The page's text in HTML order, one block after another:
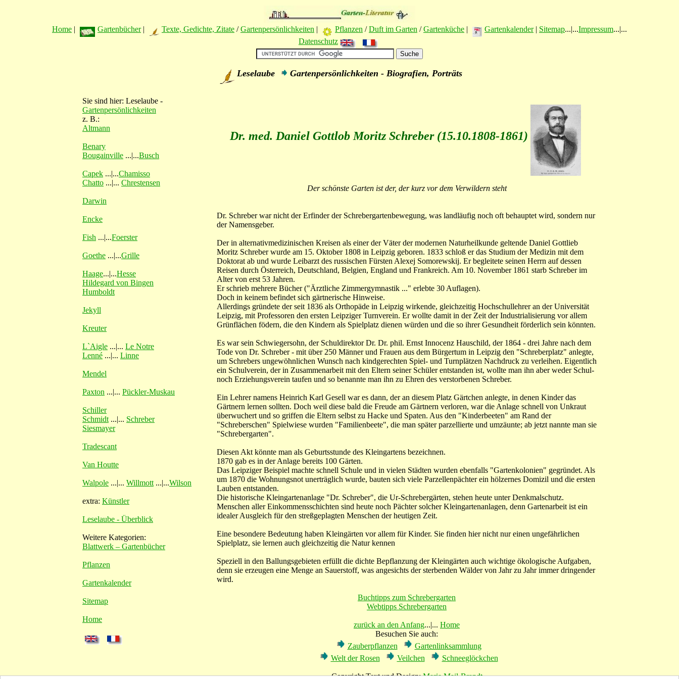
Home | Gartenbücher| Texte, Gedichte, Zitate /Gartenpersönlichkeiten | Pflanzen /Duft im Garten /Gartenküche | Gartenkalender| Sitemap...|...Impressum...|...
Datenschutz
Leselaube Gartenpersönlichkeiten - Biografien, Porträts
Sie sind hier: Leselaube -
Gartenpersönlichkeiten
z. B.:
Altmann
Benary
Bougainville ...|...Busch
Capek ...|...Chamisso
Chatto ...|... Chrestensen
Darwin
Encke
Fish ...|...Foerster
Goethe ...|...Grille
Haage...|...Hesse
Hildegard von Bingen
Humboldt
Jekyll
Kreuter
L`Aigle ...|... Le Notre
Lenné ...|... Linne
Mendel
Paxton ...|... Pückler-Muskau
Schiller
Schmidt ...|... Schreber
Siesmayer
Tradescant
Van Houtte
Walpole ...|... Willmott ...|...Wilson
extra: Künstler
Leselaube - Überblick
Weitere Kategorien:
Blattwerk – Gartenbücher
Pflanzen
Gartenkalender
Sitemap
Home
Dr. med. Daniel Gottlob Moritz Schreber (15.10.1808-1861)
Der schönste Garten ist der, der kurz vor dem Verwildern steht
Dr. Schreber war nicht der Erfinder der Schrebergartenbewegung, was landläufig noch oft behauptet wird, sondern nur
der Namensgeber.
Der in alternativmedizinischen Kreisen als einer der Väter der modernen Naturheilkunde geltende Daniel Gottlieb
Moritz Schreber wurde am 15. Oktober 1808 in Leipzig geboren. 1833 schloß er das Studium der Medizin mit dem
Doktorat ab und wurde Leibarzt des russischen Fürsten Alexej Somorewskij. Er begleitete seinen Herrn auf dessen
Reisen durch Österreich, Deutschland, Belgien, England und Frankreich. Am 10. November 1861 starb Schreber im
Alter von erst 53 Jahren.
Er schrieb mehrere Bücher ("Ärztliche Zimmergymnastik ..." erlebte 30 Auflagen).
Doch in keinem befindet sich gärtnerische Hinweise.
Allerdings gründete der seit 1836 als Orthopäde in Leipzig wirkende, gleichzeitig Hochschullehrer an der Universität
Leipzig, mit Professoren den ersten Leipziger Turnverein. Er wollte damit in der Zeit der Industrialisierung vor allem
Grünflächen födern, die den Kindern als Spielplatz dienen würden und die so ihrer Gesundheit förderlich sein könnten.
Es war sein Schwiegersohn, der Schuldirektor Dr. Dr. phil. Ernst Innocenz Hauschild, der 1864 - drei Jahre nach dem
Tode von Dr. Schreber - mit über 250 Männer und Frauen aus dem Bürgertum in Leipzig den "Schreberplatz" anlegte,
um Schrebers ungewöhnlichen Wunsch nach kindgerechten Spiel- und Turnplätzen Nachdruck zu verleihen. Eigentlich
ein Schulverein, der in Zusammenarbeit mit den Eltern seiner Schüler entstanden ist, wollte man ihn aber weder Schul-
noch Erziehungsverein taufen und so benannte man ihn zu Ehren des verstorbenen Schreber.
Ein Lehrer namens Heinrich Karl Gesell war es dann, der an diesem Platz Gärtchen anlegte, in denen Kinder das
Gärtnern lernen sollten. Doch weil diese bald die Freude am Gärtnern verloren, war die Anlage schnell von Unkraut
überwuchert und so griffen die Eltern selbst zu Hacke und Spaten. Aus den "Kinderbeeten" am Rand der
"Schreberschen" Spielwiese wurden "Familienbeete", die man später parzellierte und umzäunte; ab jetzt nannte man sie
"Schrebergarten".
Diesen Akt könnte man als Geburtsstunde des Kleingartens bezeichnen.
1870 gab es in der Anlage bereits 100 Gärten.
Das Leipziger Beispiel machte schnell Schule und in vielen Städten wurden ebenfalls "Gartenkolonien" gegründet. Als
um 1870 die Wohnungsnot unerträglich wurde, bauten sich viele Parzellenpächter ein hölzernes Domizil und die ersten
Lauben entstanden.
Die historische Kleingartenanlage "Dr. Schreber", die Ur-Schrebergärten, stehen heute unter Denkmalschutz.
Menschen aller Einkommensschichten sind heute noch Pächter solcher Kleingartenanlagen, denn Gartenarbeit ist ein
idealer Ausgleich für den streßgeplagten Menschen der heutigen Zeit.
Eine besondere Bedeutung haben Kleingärten vor allem für Kinder. Sie finden hier nicht nur einen ungefährlichen
Spielplatz, sie lernen auch gleichzeitig die Natur kennen
Speziell in den Ballungsgebieten erfüllt die dichte Bepflanzung der Kleingärten auch wichtige ökologische Aufgaben,
denn sie erzeugen eine Menge an Sauerstoff, was angesichts der sterbenden Wälder von Jahr zu Jahr immer dringender
wird.
Buchtipps zum Schrebergarten
Webtipps Schrebergarten
zurück an den Anfang...|... Home
Besuchen Sie auch:
Zauberpflanzen
Gartenlinksammlung
Welt der Rosen
Veilchen Schneeglöckchen
Copyright Text und Design:Maria Mail-Brandt